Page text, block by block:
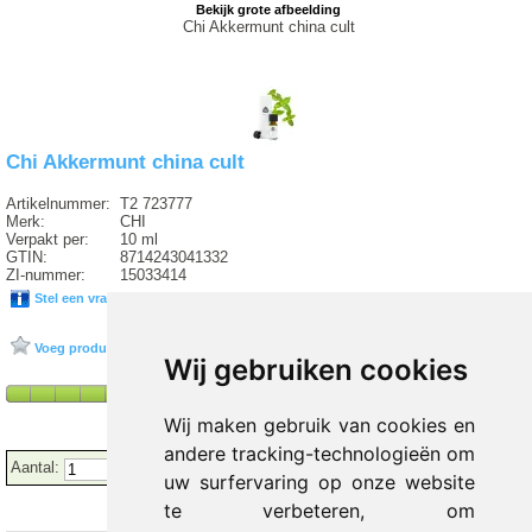
Wij gebruiken cookies
Wij maken gebruik van cookies en
andere tracking-technologieën om
uw surfervaring op onze website
te verbeteren, om
Bekijk grote afbeelding
Chi Akkermunt china cult
Chi Akkermunt china cult
Artikelnummer:
Merk:
Verpakt per:
GTIN:
ZI-nummer:
T2 723777
CHI
10 ml
8714243041332
15033414
Stel een vraag over dit product
Voeg product toe aan favorieten
Aantal: